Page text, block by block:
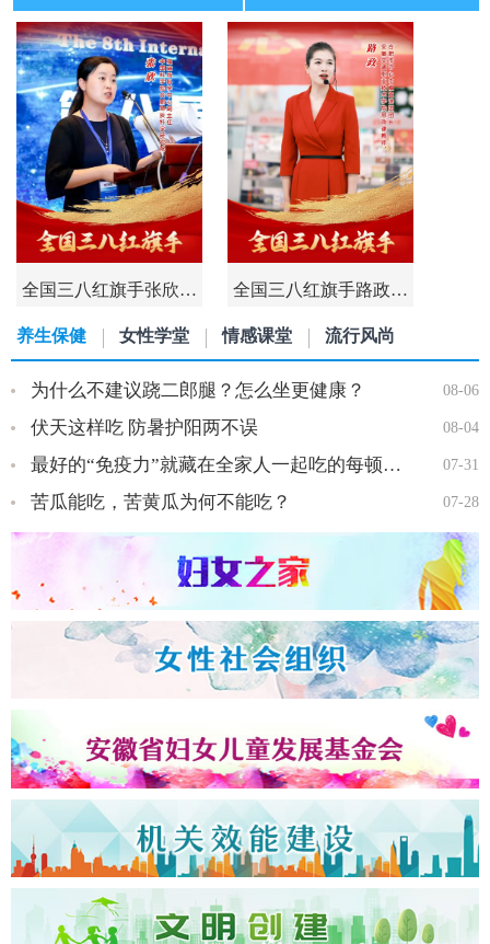
全国三八红旗手张欣… 全国三八红旗手路政…
全国三八红旗手王会知…
全国三八红旗手李丹…
养生保健 女性学堂 情感课堂 流行风尚
08-06
为什么不建议跷二郎腿？怎么坐更健康？
08-04
伏天这样吃 防暑护阳两不误
07-31
最好的“免疫力”就藏在全家人一起吃的每顿饭里…
07-28
苦瓜能吃，苦黄瓜为何不能吃？